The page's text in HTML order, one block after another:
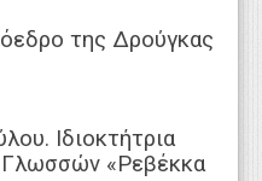
της Δρούγκας
Ιδιοκτήτρια
Γλωσσών «Ρεβέκκα